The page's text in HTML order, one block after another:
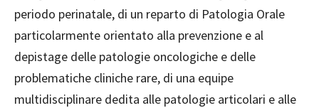
periodo perinatale, di un reparto di Patologia Orale
particolarmente orientato alla prevenzione e al
depistage delle patologie oncologiche e delle
problematiche cliniche rare, di una equipe
multidisciplinare dedita alle patologie articolari e alle